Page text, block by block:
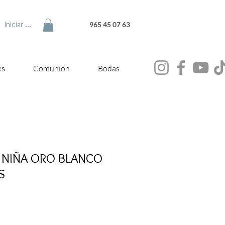
Iniciar sesión 965 45 07 63
Comunión Bodas
ORO BLANCO